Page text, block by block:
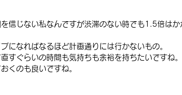
信じない私なんですが渋滞のない時でも1.5倍は
になればなるほど計画通りには行かないもの。
すぐらいの時間も気持ちも余裕を持ちたいですね。
くのも良いですね。